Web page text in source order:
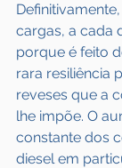
cargas, a cada
porque é feito
rara resiliência
reveses que a
lhe impõe. O
constante dos
diesel em